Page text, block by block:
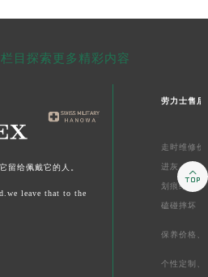
目探索更多精彩内容
留给佩戴它的人。
leave that to the
劳力士售后
走时维修价
进灰、 起
划痕维修价
磕碰摔坏
保养价格、
个性定制、
